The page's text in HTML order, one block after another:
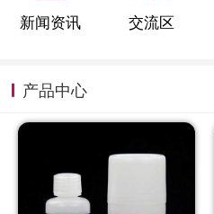
新闻资讯 交流区
产品中心
定制仪器
新闻资讯
公司主页